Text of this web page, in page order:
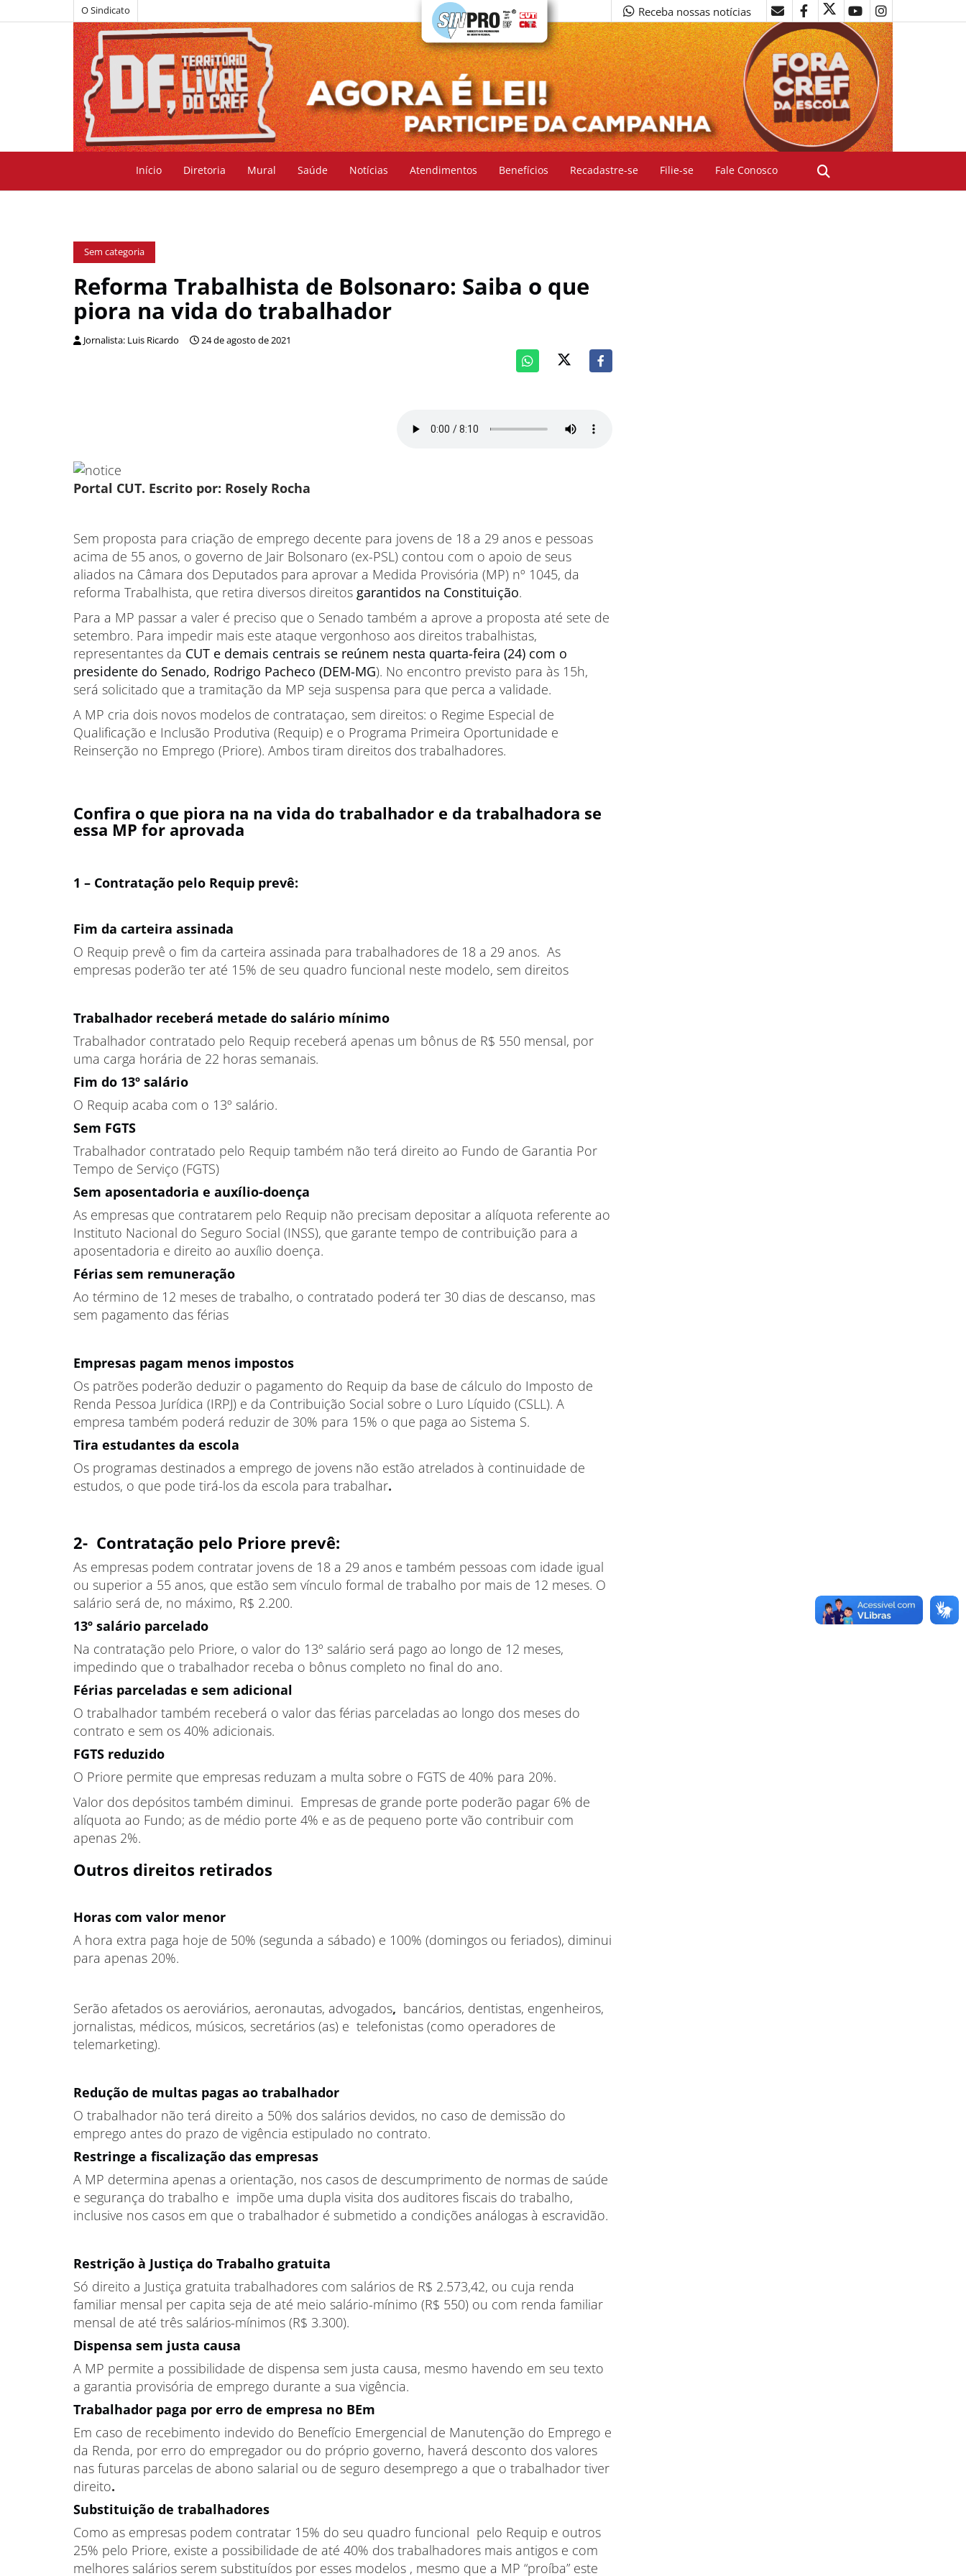
O Sindicato Receba nossas notícias
Início Diretoria Mural Saúde Notícias Atendimentos Benefícios Recadastre-se Filie-se Fale Conosco
Sem categoria
Reforma Trabalhista de Bolsonaro: Saiba o que
piora na vida do trabalhador
Jornalista: Luis Ricardo 24 de agosto de 2021
Portal CUT. Escrito por: Rosely Rocha
Sem proposta para criação de emprego decente para jovens de 18 a 29 anos e pessoas
acima de 55 anos, o governo de Jair Bolsonaro (ex-PSL) contou com o apoio de seus
aliados na Câmara dos Deputados para aprovar a Medida Provisória (MP) nº 1045, da
reforma Trabalhista, que retira diversos direitos garantidos na Constituição.
Para a MP passar a valer é preciso que o Senado também a aprove a proposta até sete de
setembro. Para impedir mais este ataque vergonhoso aos direitos trabalhistas,
representantes da CUT e demais centrais se reúnem nesta quarta-feira (24) com o
presidente do Senado, Rodrigo Pacheco (DEM-MG). No encontro previsto para às 15h,
será solicitado que a tramitação da MP seja suspensa para que perca a validade.
A MP cria dois novos modelos de contrataçao, sem direitos: o Regime Especial de
Qualificação e Inclusão Produtiva (Requip) e o Programa Primeira Oportunidade e
Reinserção no Emprego (Priore). Ambos tiram direitos dos trabalhadores.
Confira o que piora na na vida do trabalhador e da trabalhadora se
essa MP for aprovada
1 – Contratação pelo Requip prevê:
Fim da carteira assinada
O Requip prevê o fim da carteira assinada para trabalhadores de 18 a 29 anos. As
empresas poderão ter até 15% de seu quadro funcional neste modelo, sem direitos
Trabalhador receberá metade do salário mínimo
Trabalhador contratado pelo Requip receberá apenas um bônus de R$ 550 mensal, por
uma carga horária de 22 horas semanais.
Fim do 13º salário
O Requip acaba com o 13º salário.
Sem FGTS
Trabalhador contratado pelo Requip também não terá direito ao Fundo de Garantia Por
Tempo de Serviço (FGTS)
Sem aposentadoria e auxílio-doença
As empresas que contratarem pelo Requip não precisam depositar a alíquota referente ao
Instituto Nacional do Seguro Social (INSS), que garante tempo de contribuição para a
aposentadoria e direito ao auxílio doença.
Férias sem remuneração
Ao término de 12 meses de trabalho, o contratado poderá ter 30 dias de descanso, mas
sem pagamento das férias
Empresas pagam menos impostos
Os patrões poderão deduzir o pagamento do Requip da base de cálculo do Imposto de
Renda Pessoa Jurídica (IRPJ) e da Contribuição Social sobre o Luro Líquido (CSLL). A
empresa também poderá reduzir de 30% para 15% o que paga ao Sistema S.
Tira estudantes da escola
Os programas destinados a emprego de jovens não estão atrelados à continuidade de
estudos, o que pode tirá-los da escola para trabalhar.
2- Contratação pelo Priore prevê:
As empresas podem contratar jovens de 18 a 29 anos e também pessoas com idade igual
ou superior a 55 anos, que estão sem vínculo formal de trabalho por mais de 12 meses. O
salário será de, no máximo, R$ 2.200.
13º salário parcelado
Na contratação pelo Priore, o valor do 13º salário será pago ao longo de 12 meses,
impedindo que o trabalhador receba o bônus completo no final do ano.
Férias parceladas e sem adicional
O trabalhador também receberá o valor das férias parceladas ao longo dos meses do
contrato e sem os 40% adicionais.
FGTS reduzido
O Priore permite que empresas reduzam a multa sobre o FGTS de 40% para 20%.
Valor dos depósitos também diminui. Empresas de grande porte poderão pagar 6% de
alíquota ao Fundo; as de médio porte 4% e as de pequeno porte vão contribuir com
apenas 2%.
Outros direitos retirados
Horas com valor menor
A hora extra paga hoje de 50% (segunda a sábado) e 100% (domingos ou feriados), diminui
para apenas 20%.
Serão afetados os aeroviários, aeronautas, advogados, bancários, dentistas, engenheiros,
jornalistas, médicos, músicos, secretários (as) e telefonistas (como operadores de
telemarketing).
Redução de multas pagas ao trabalhador
O trabalhador não terá direito a 50% dos salários devidos, no caso de demissão do
emprego antes do prazo de vigência estipulado no contrato.
Restringe a fiscalização das empresas
A MP determina apenas a orientação, nos casos de descumprimento de normas de saúde
e segurança do trabalho e impõe uma dupla visita dos auditores fiscais do trabalho,
inclusive nos casos em que o trabalhador é submetido a condições análogas à escravidão.
Restrição à Justiça do Trabalho gratuita
Só direito a Justiça gratuita trabalhadores com salários de R$ 2.573,42, ou cuja renda
familiar mensal per capita seja de até meio salário-mínimo (R$ 550) ou com renda familiar
mensal de até três salários-mínimos (R$ 3.300).
Dispensa sem justa causa
A MP permite a possibilidade de dispensa sem justa causa, mesmo havendo em seu texto
a garantia provisória de emprego durante a sua vigência.
Trabalhador paga por erro de empresa no BEm
Em caso de recebimento indevido do Benefício Emergencial de Manutenção do Emprego e
da Renda, por erro do empregador ou do próprio governo, haverá desconto dos valores
nas futuras parcelas de abono salarial ou de seguro desemprego a que o trabalhador tiver
direito.
Substituição de trabalhadores
Como as empresas podem contratar 15% do seu quadro funcional pelo Requip e outros
25% pelo Priore, existe a possibilidade de até 40% dos trabalhadores mais antigos e com
melhores salários serem substituídos por esses modelos , mesmo que a MP “proíba” este